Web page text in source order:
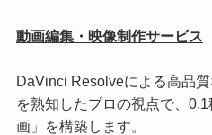
動画編集・映像制作サービス
DaVinci Resolveによる高品
を熟知したプロの視点で、
画」を構築します。